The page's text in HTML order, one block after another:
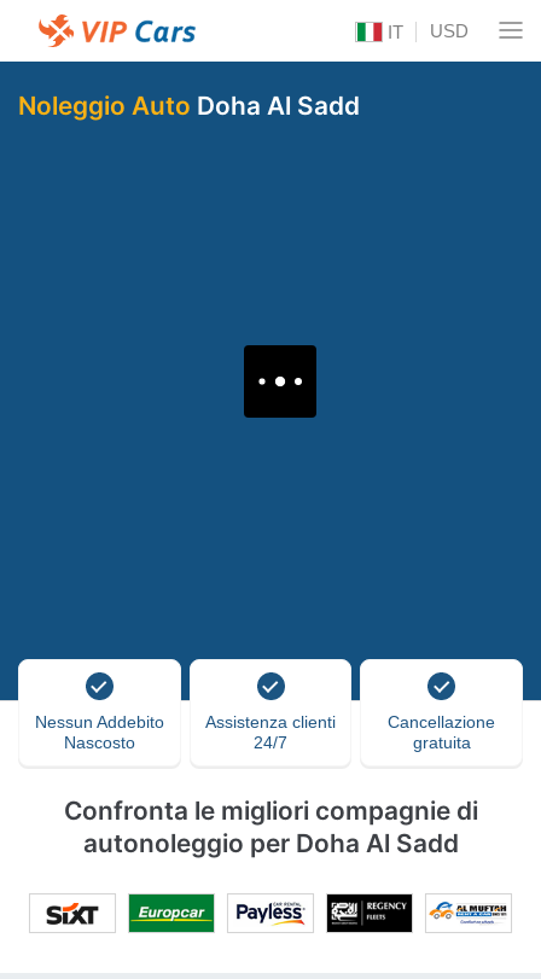
IT USD
Noleggio Auto Doha Al Sadd
Nessun Addebito
Nascosto
Assistenza clienti
24/7
Cancellazione
gratuita
Confronta le migliori compagnie di
autonoleggio per Doha Al Sadd